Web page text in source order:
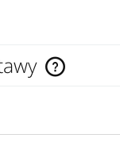
kosztów